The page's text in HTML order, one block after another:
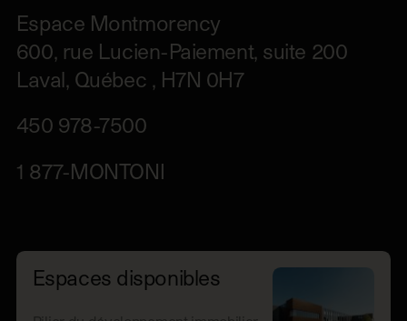
Espace Montmorency
600, rue Lucien-Paiement, suite 200
Laval, Québec , H7N 0H7
450 978-7500
1 877-MONTONI
Espaces disponibles